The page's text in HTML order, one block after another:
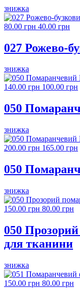
знижка
80.00 грн 40.00 грн
027 Рожево-
знижка
140.00 грн 100.00 грн
050
знижка
200.00 грн 165.00 грн
050
знижка
150.00 грн 80.00 грн
050
для тканини
знижка
150.00 грн 80.00 грн